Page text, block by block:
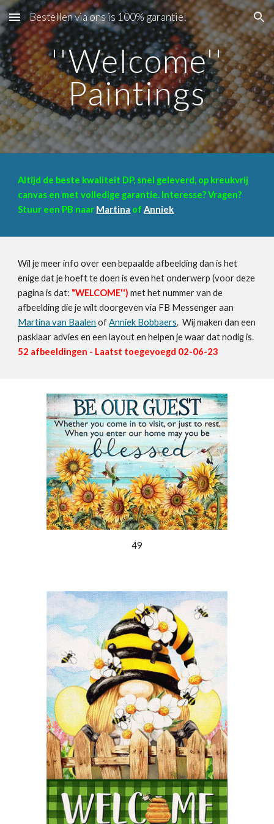
Skip to main content Skip to navigation
Bestellen via ons is 100% garantie!
''Welcome''
Paintings
Altijd de beste kwaliteit DP, snel geleverd, op kreukvrij
canvas en met volledige garantie. Interesse? Vragen?
Stuur een PB naar Martina ofAnniek
Wil je meer info over een bepaalde afbeelding dan is het
enige dat je hoeft te doen is even het onderwerp (voor deze
pagina is dat: "WELCOME'') met het nummer van de
afbeelding die je wilt doorgeven via FB Messenger aan
Martina van Baalen ofAnniek Bobbaers. Wij maken dan een
pasklaar advies en een layout en helpen je waar dat nodig is.
52 afbeeldingen - Laatst toegevoegd 02-06-23
49